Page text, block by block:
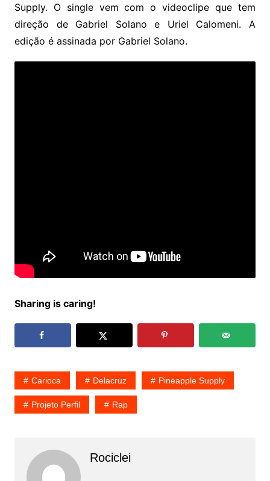
Supply. O single vem com o videoclipe que tem
direção de Gabriel Solano e Uriel Calomeni. A
edição é assinada por Gabriel Solano.
Sharing is caring!
Carioca Delacruz Pineapple Supply
Projeto Perfil Rap
Rociclei